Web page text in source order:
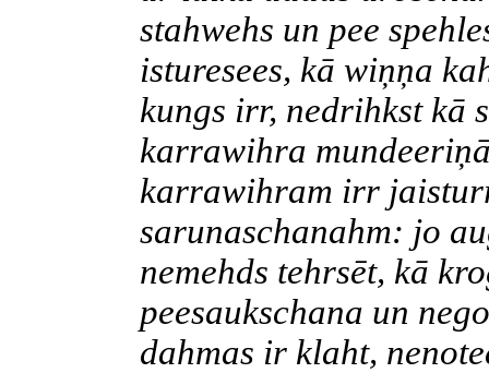
stahwehs un pee
isturesees, kā wiņņa
kungs irr, nedrihkstkā
karrawihra
karrawihram irr
sarunaschanahm: jo
nemehds tehrsēt, kā
peesaukschana un
dahmas ir klaht,